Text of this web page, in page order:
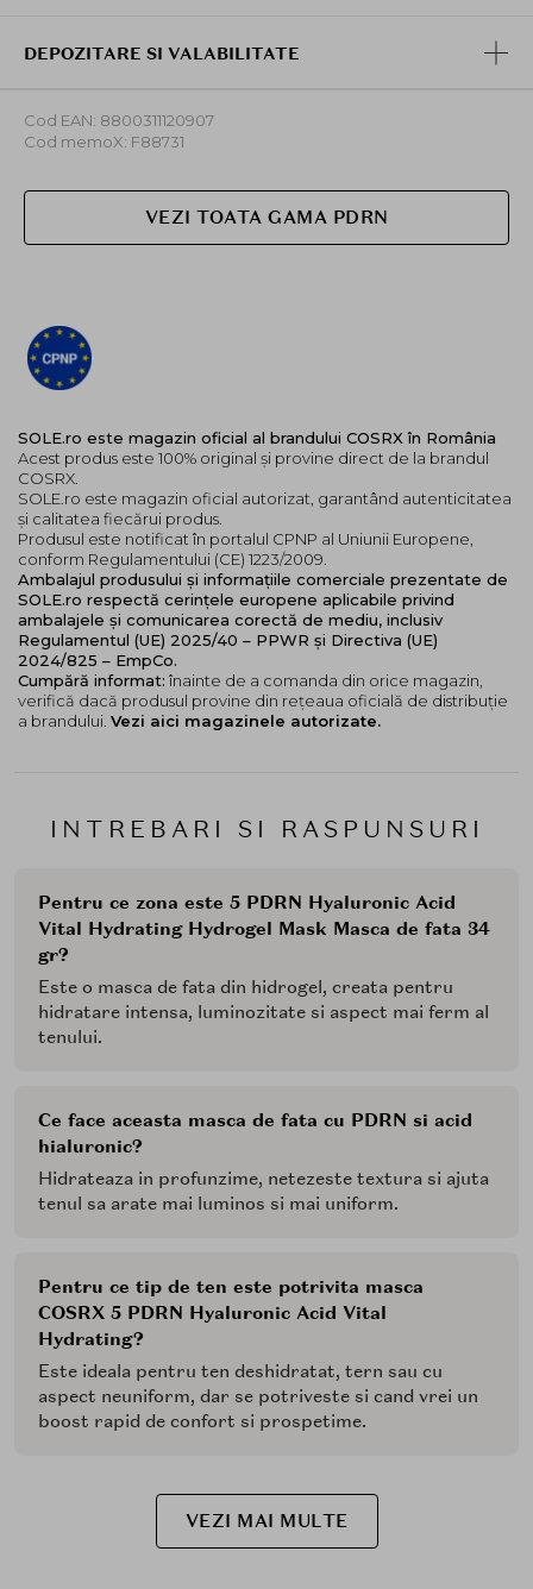
INTREBARI SI RASPUNSURI
Pentru ce zona este 5 PDRN Hyaluronic Acid
Vital Hydrating Hydrogel Mask Masca de fata 34
gr?
Este o masca de fata din hidrogel, creata pentru
hidratare intensa, luminozitate si aspect mai ferm al
tenului.
Ce face aceasta masca de fata cu PDRN si acid
hialuronic?
Hidrateaza in profunzime, netezeste textura si ajuta
tenul sa arate mai luminos si mai uniform.
Pentru ce tip de ten este potrivita masca
COSRX 5 PDRN Hyaluronic Acid Vital
Hydrating?
Este ideala pentru ten deshidratat, tern sau cu
aspect neuniform, dar se potriveste si cand vrei un
boost rapid de confort si prospetime.
VEZI MAI MULTE
DEPOZITARE SI VALABILITATE
Cod EAN: 8800311120907
Cod memoX: F88731
VEZI TOATA GAMA PDRN
SOLE.ro este magazin oficial al brandului COSRX în România
Acest produs este 100% original și provine direct de la brandul
COSRX.
SOLE.ro este magazin oficial autorizat, garantând autenticitatea
și calitatea fiecărui produs.
Produsul este notificat în portalul CPNP al Uniunii Europene,
conform Regulamentului (CE) 1223/2009.
Ambalajul produsului și informațiile comerciale prezentate de
SOLE.ro respectă cerințele europene aplicabile privind
ambalajele și comunicarea corectă de mediu, inclusiv
Regulamentul (UE) 2025/40 – PPWR și Directiva (UE)
2024/825 – EmpCo.
Cumpără informat: înainte de a comanda din orice magazin,
verifică dacă produsul provine din rețeaua oficială de distribuție
a brandului. Vezi aici magazinele autorizate.